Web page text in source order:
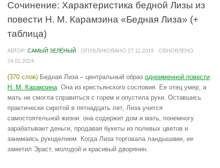
Сочинение: Характеристика бедной Лизы из
повести Н. М. Карамзина «Бедная Лиза» (+
таблица)
АВТОР: САМЫЙ ЗЕЛЁНЫЙ · ОПУБЛИКОВАНО 27.11.2019 · ОБНОВЛЕНО
24.01.2024
(370 слов) Бедная Лиза – центральный образ одноименной повести
Н. М. Карамзина. Она из крестьянского сословия. Ее отец умер, а
мать не смогла справиться с горем и опустила руки. Оставшись
практически сиротой в пятнадцать лет, Лиза учится
самостоятельной жизни: она содержит дом и мать, понемногу
зарабатывает деньги, продавая букеты из полевых цветов и
занимаясь рукоделием. Когда Лиза торговала ландышами, ее
заметил Эраст, молодой и красивый дворянин.